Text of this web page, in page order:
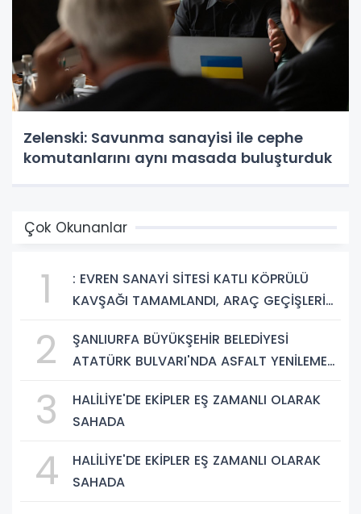
Zelenski: Savunma sanayisi ile cephe
komutanlarını aynı masada buluşturduk
Çok Okunanlar
1
: EVREN SANAYİ SİTESİ KATLI KÖPRÜLÜ
KAVŞAĞI TAMAMLANDI, ARAÇ GEÇİŞLERİ
2
ŞANLIURFA BÜYÜKŞEHİR BELEDİYESİ
ATATÜRK BULVARI'NDA ASFALT YENİLEME
3
HALİLİYE'DE EKİPLER EŞ ZAMANLI OLARAK
SAHADA
4
HALİLİYE'DE EKİPLER EŞ ZAMANLI OLARAK
SAHADA